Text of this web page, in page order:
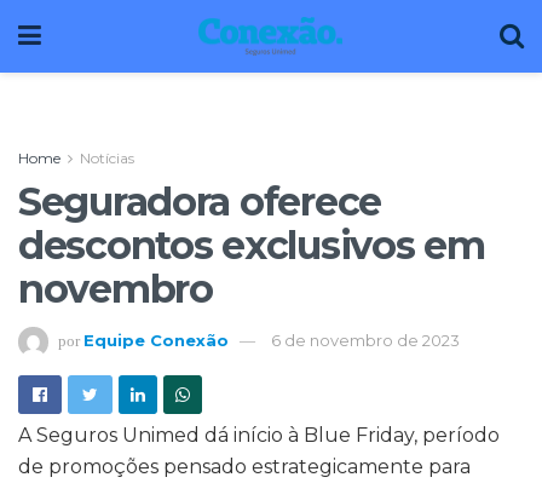
Home Notícias
Seguradora oferece
descontos exclusivos em
novembro
por Equipe Conexão 6 de novembro de 2023
A Seguros Unimed dá início à Blue Friday, período
de promoções pensado estrategicamente para